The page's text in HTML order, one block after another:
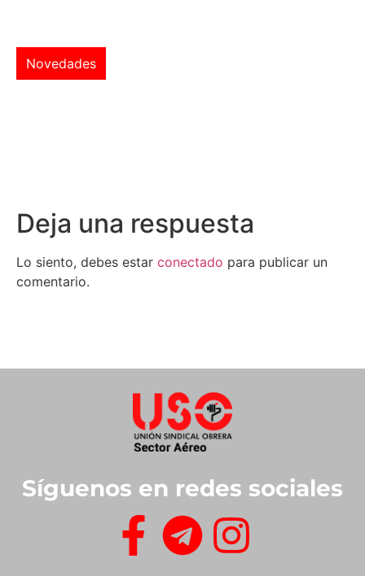
Novedades
Deja una respuesta
Lo siento, debes estar conectado para publicar un
comentario.
Síguenos en redes sociales